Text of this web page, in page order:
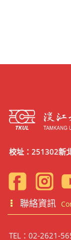
校址：251302新
聯絡資訊
TEL：02-2621-